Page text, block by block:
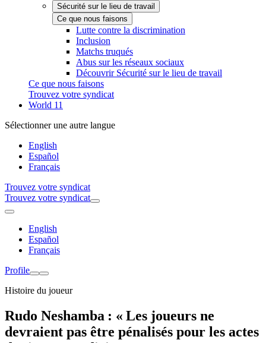
Sécurité sur le lieu de travail
Ce que nous faisons
Lutte contre la discrimination
Inclusion
Matchs truqués
Abus sur les réseaux sociaux
Découvrir Sécurité sur le lieu de travail
Ce que nous faisons
Trouvez votre syndicat
World 11
Sélectionner une autre langue
English
Español
Français
Trouvez votre syndicat
Trouvez votre syndicat
English
Español
Français
Profile
Histoire du joueur
Rudo Neshamba : « Les joueurs ne
devraient pas être pénalisés pour les actes